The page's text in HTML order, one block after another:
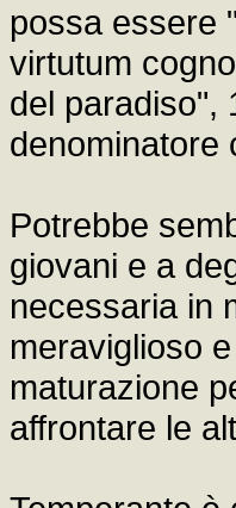
possa essere
virtutum
del paradiso",
denominatore
Potrebbe
giovani e a
necessaria in
meraviglioso
maturazione
affrontare le